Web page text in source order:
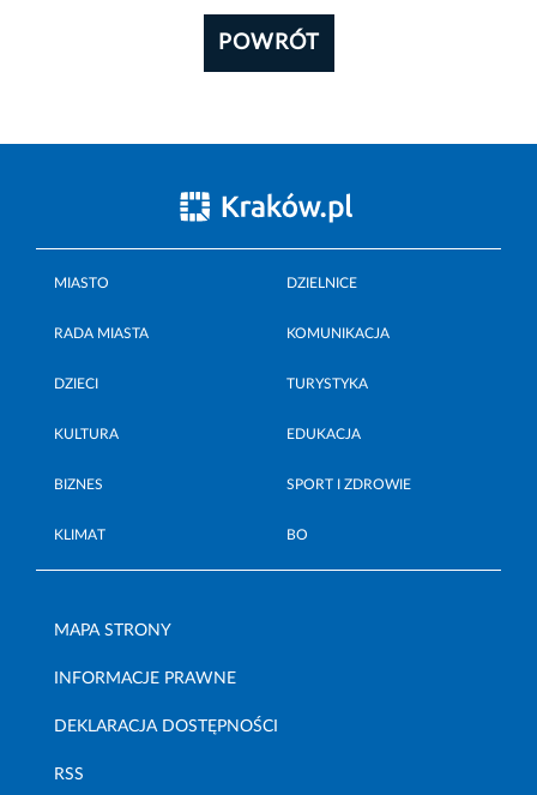
POWRÓT
MIASTO DZIELNICE
RADA MIASTA KOMUNIKACJA
DZIECI TURYSTYKA
KULTURA EDUKACJA
BIZNES SPORT I ZDROWIE
KLIMAT BO
MAPA STRONY
INFORMACJE PRAWNE
DEKLARACJA DOSTĘPNOŚCI
RSS